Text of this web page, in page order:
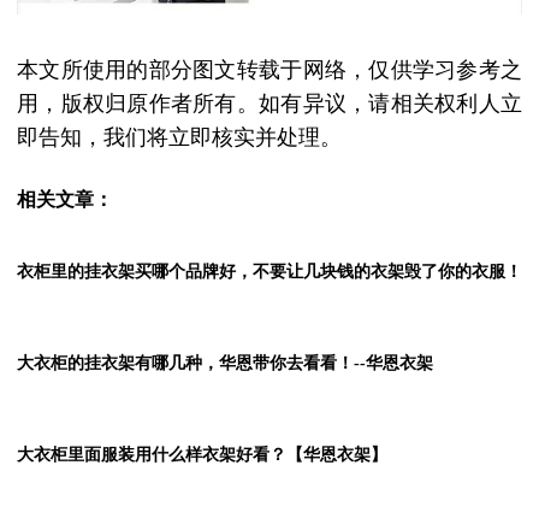
本文所使用的部分图文转载于网络，仅供学习参考之
用，版权归原作者所有。如有异议，请相关权利人立
即告知，我们将立即核实并处理。
相关文章：
衣柜里的挂衣架买哪个品牌好，不要让几块钱的衣架毁了你的衣服！
大衣柜的挂衣架有哪几种，华恩带你去看看！--华恩衣架
大衣柜里面服装用什么样衣架好看？【华恩衣架】